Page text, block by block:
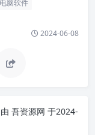
电脑软件
2024-06-08
吾资源网 于2024-